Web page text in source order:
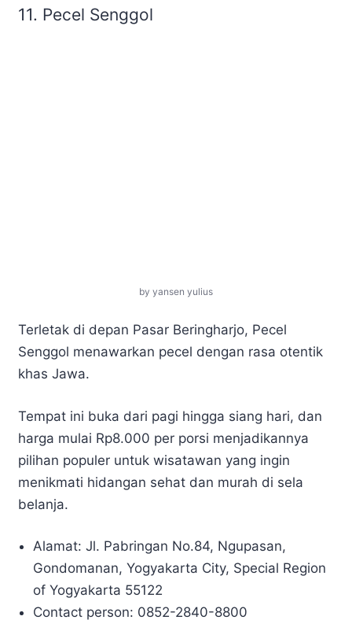
11. Pecel Senggol
by yansen yulius
Terletak di depan Pasar Beringharjo, Pecel
Senggol menawarkan pecel dengan rasa otentik
khas Jawa.
Tempat ini buka dari pagi hingga siang hari, dan
harga mulai Rp8.000 per porsi menjadikannya
pilihan populer untuk wisatawan yang ingin
menikmati hidangan sehat dan murah di sela
belanja.
Alamat: Jl. Pabringan No.84, Ngupasan,
Gondomanan, Yogyakarta City, Special Region
of Yogyakarta 55122
Contact person: 0852-2840-8800